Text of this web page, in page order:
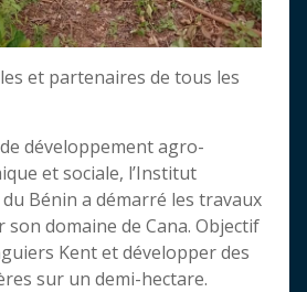
et partenaires de tous les
développement agro-
et sociale, l’Institut
Bénin a démarré les travaux
domaine de Cana. Objectif
Kent et développer des
sur un demi-hectare.